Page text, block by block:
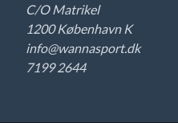
C/O Matrikel
1200 København K
info@wannasport.dk
7199 2644